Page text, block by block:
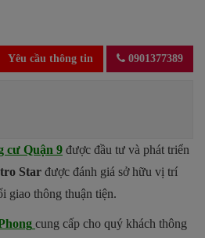
Yêu cầu thông tin 0901377389
cư Quận 9 được đầu tư và phát triển
Star được đánh giá sở hữu vị trí
giao thông thuận tiện.
cung cấp cho quý khách thông